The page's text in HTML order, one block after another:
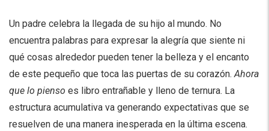
Un padre celebra la llegada de su hijo al mundo. No
encuentra palabras para expresar la alegría que siente ni
qué cosas alrededor pueden tener la belleza y el encanto
de este pequeño que toca las puertas de su corazón.Ahora
que lo pienso es libro entrañable y lleno de ternura. La
estructura acumulativa va generando expectativas que se
resuelven de una manera inesperada en la última escena.